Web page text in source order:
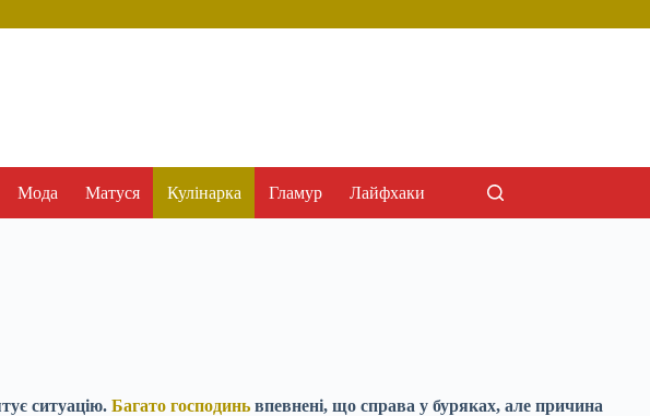
Мода Матуся Кулінарка Гламур Лайфхаки
ситуацію. Багато господинь впевнені, що справа у буряках, але причина